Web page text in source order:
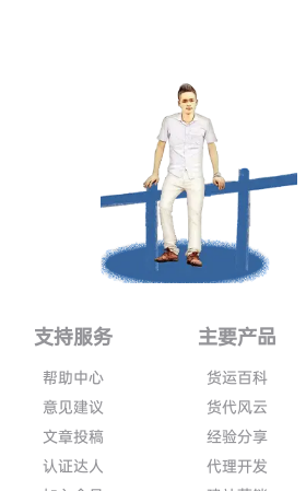
支持服务
帮助中心
意见建议
文章投稿
认证达人
主要产品
货运百科
货代风云
经验分享
代理开发